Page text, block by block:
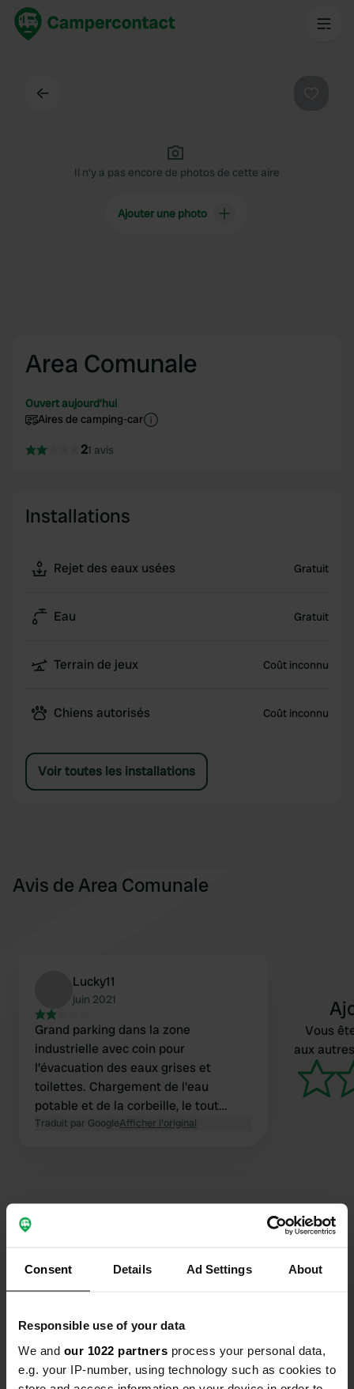
Consent Details Ad Settings About
Responsible use of your data
We and our 1022 partners process your personal data,
e.g. your IP-number, using technology such as cookies to
Il n'y a pas encore de photos de cette aire
Ajouter une photo
Area Comunale
Ouvert aujourd'hui
Aires de camping-car
21 avis
Installations
Rejet des eaux usées Gratuit
Eau Gratuit
Terrain de jeux Coût inconnu
Chiens autorisés Coût inconnu
Voir toutes les installations
Avis de Area Comunale
Lucky11
juin 2021
Grand parking dans la zone
industrielle avec coin pour
l'évacuation des eaux grises et
toilettes. Chargement de l'eau
potable et de la corbeille, le tout
entièrement gratuit. Supermarché
Traduit par GoogleAfficher l'original
Vous
aux
60030, Serra de' Conti, Italie
Coordonnées
43° 32' 26" N 13° 1' 35" E